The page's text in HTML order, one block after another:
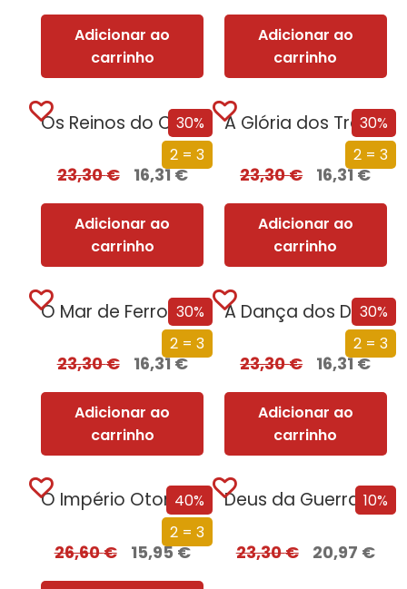
Adicionar ao
carrinho
Adicionar ao
carrinho
30%
2 = 3
Os Reinos do Caos (Edição especial limitada)
23,30€ 16,31€
Adicionar ao
carrinho
30%
2 = 3
A Glória dos Traidores (Edição especial limitada)
23,30€ 16,31€
Adicionar ao
carrinho
30%
2 = 3
O Mar de Ferro (Edição especial limitada)
23,30€ 16,31€
Adicionar ao
carrinho
30%
2 = 3
A Dança dos Dragões (Edição especial limitada)
23,30€ 16,31€
Adicionar ao
carrinho
40%
2 = 3
O Império Otomano e a Conquista da Europa
26,60€ 15,95€
10%
Deus da Guerra Edição com EDGES
23,30€ 20,97 €